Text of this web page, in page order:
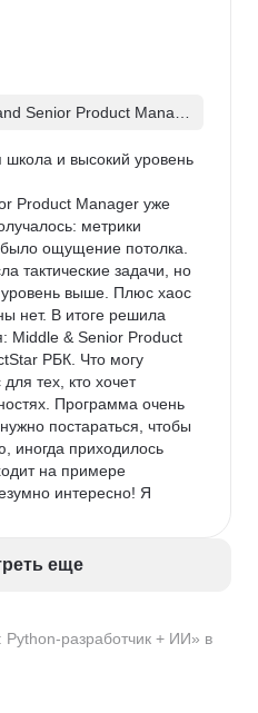
разработчик + ИИ» в
Senior Product Manag
школа и высокий уровень
Product Manager уже
метрики
ощущение потолка.
тактические задачи, но
уровень выше. Плюс хаос
нет. В итоге решила
Middle & Senior Product
РБК. Что могу
для тех, кто хочет
Программа очень
постараться, чтобы
иногда приходилось
на примере
интересно! Я
консультациями,
ошибки и давал
целым направлением.
кто готов
еще